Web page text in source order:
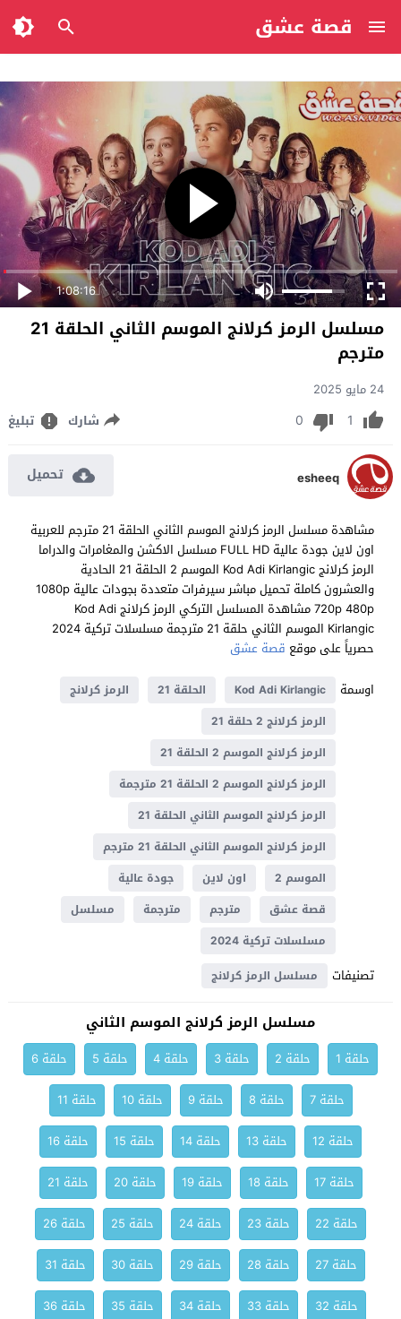
قصة عشق
1:08:16
مسلسل الرمز كرلانج الموسم الثاني الحلقة 21
مترجم
24 مايو 2025
1
0 شارك تبليغ
esheeq تحميل
مشاهدة مسلسل الرمز كرلانج الموسم الثاني الحلقة 21 مترجم للعربية
اون لاين جودة عالية FULL HD مسلسل الاكشن والمغامرات والدراما
الرمز كرلانج Kod Adi Kirlangic الموسم 2 الحلقة 21 الحادية
والعشرون كاملة تحميل مباشر سيرفرات متعددة بجودات عالية 1080p
720p 480p مشاهدة المسلسل التركي الرمز كرلانج Kod Adi
Kirlangic الموسم الثاني حلقة 21 مترجمة مسلسلات تركية 2024
حصرياً على موقع قصة عشق
اوسمة
Kod Adi Kirlangic الحلقة 21
الرمز كرلانج
الرمز كرلانج 2 حلقة 21
الرمز كرلانج الموسم 2 الحلقة 21
الرمز كرلانج الموسم 2 الحلقة 21 مترجمة
الرمز كرلانج الموسم الثاني الحلقة 21
الرمز كرلانج الموسم الثاني الحلقة 21 مترجم
الموسم 2
اون لاين
جودة عالية
قصة عشق
مترجم مترجمة
مسلسل
مسلسلات تركية 2024
تصنيفات مسلسل الرمز كرلانج
مسلسل الرمز كرلانج الموسم الثاني
حلقة 1 حلقة 2 حلقة 3 حلقة 4 حلقة 5
حلقة 6
حلقة 7
حلقة 8 حلقة 9 حلقة 10
حلقة 11
حلقة 12
حلقة 13 حلقة 14 حلقة 15
حلقة 16
حلقة 17
حلقة 18 حلقة 19 حلقة 20
حلقة 21
حلقة 22
حلقة 23 حلقة 24 حلقة 25
حلقة 26
حلقة 27
حلقة 28 حلقة 29 حلقة 30
حلقة 31
حلقة 32
حلقة 33 حلقة 34 حلقة 35
حلقة 36